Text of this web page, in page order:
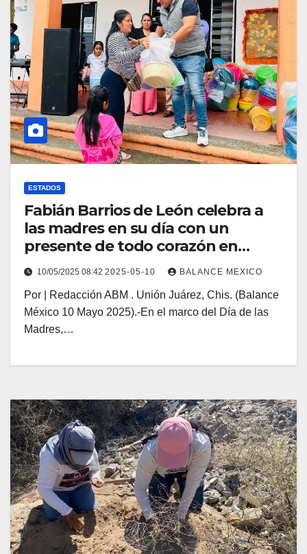
ESTADOS
Fabián Barrios de León celebra a
las madres en su día con un
presente de todo corazón en
Unión Juárez
10/05/2025 08:42 2025-05-10 BALANCE MEXICO
Por | Redacción ABM . Unión Juárez, Chis. (Balance
México 10 Mayo 2025).-En el marco del Día de las
Madres,…